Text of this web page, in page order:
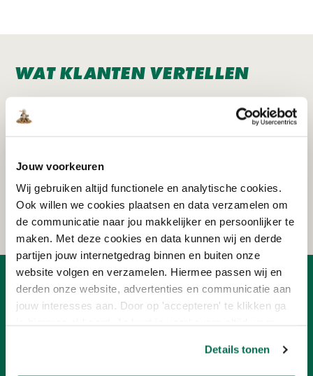
Jouw voorkeuren
Wij gebruiken altijd functionele en analytische cookies.
Ook willen we cookies plaatsen en data verzamelen om
de communicatie naar jou makkelijker en persoonlijker te
maken. Met deze cookies en data kunnen wij en derde
partijen jouw internetgedrag binnen en buiten onze
website volgen en verzamelen. Hiermee passen wij en
derden onze website, advertenties en communicatie aan
jouw interesses aan. Door op 'accepteren' te klikken ga
Details tonen
WAT KLANTEN VERTELLEN
Ontvang eenmalig €15,- korting op je bestelling
OVER ONLINEVERF
Ons team